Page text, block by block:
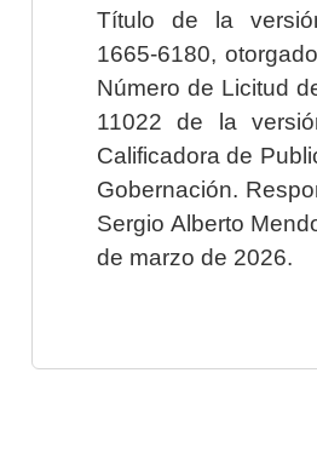
Título de la
1665-6180,
Número de Licitud
11022 de la
Calificadora de
Gobernación.
Sergio Alberto
de marzo de 2026.